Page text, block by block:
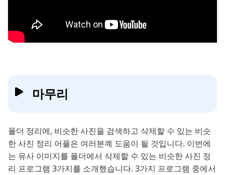
마무리
폴더 정리에, 비슷한 사진을 검색하고 삭제할 수 있는 비슷
한 사진 정리 어플은 여러분꼐 도움이 될 것입니다. 이번에
는 유사 이미지를 폴더에서 삭제할 수 있는 비슷한 사진 정
리 프로그램 3가지를 소개했습니다. 3가지 프로그램 중에서